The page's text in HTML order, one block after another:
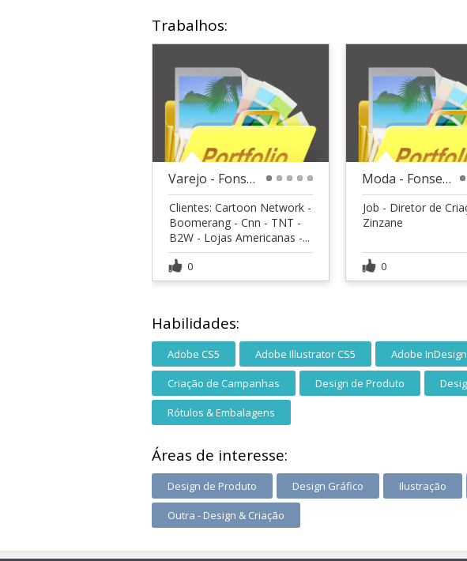
Trabalhos:
Varejo - Fonseca
Clientes: Cartoon Network -
Boomerang - Cnn - TNT -
B2W - Lojas Americanas -...
0
Moda - Fonseca
Job - Diretor de
Zinzane
0
Habilidades:
Adobe CS5 Adobe Illustrator CS5 Adobe InDesign
Criação de Campanhas Design de Produto
Rótulos & Embalagens
Áreas de interesse:
Design de Produto Design Gráfico Ilustração
Outra - Design & Criação